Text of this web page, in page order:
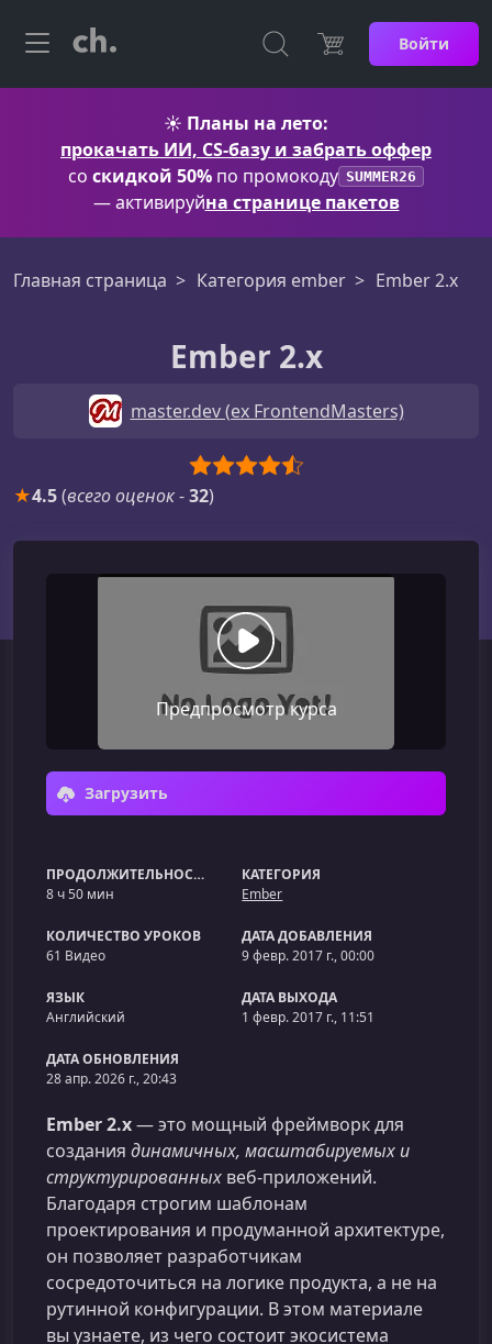
Войти
☀️ Планы на лето:
прокачать ИИ, CS-базу и забрать оффер
со скидкой 50% по промокоду SUMMER26
— активируйна странице пакетов
Главная страница Категория ember Ember 2.x
Ember 2.x
master.dev (ex FrontendMasters)
★4.5(всего оценок-32)
Предпросмотр курса
Загрузить
ПРОДОЛЖИТЕЛЬНОСТЬ
8 ч 50 мин
КАТЕГОРИЯ
Ember
КОЛИЧЕСТВО УРОКОВ
61 Видео
ДАТА ДОБАВЛЕНИЯ
9 февр. 2017 г., 00:00
ЯЗЫК
Английский
ДАТА ВЫХОДА
1 февр. 2017 г., 11:51
ДАТА ОБНОВЛЕНИЯ
28 апр. 2026 г., 20:43
Ember 2.x— это мощный фреймворк для
создания динамичных, масштабируемых и
структурированных веб‑приложений.
Благодаря строгим шаблонам
проектирования и продуманной архитектуре,
он позволяет разработчикам
сосредоточиться на логике продукта, а не на
рутинной конфигурации. В этом материале
вы узнаете, из чего состоит экосистема